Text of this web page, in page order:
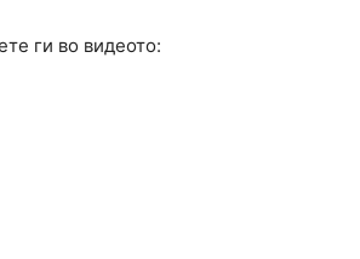
ги во видеото: